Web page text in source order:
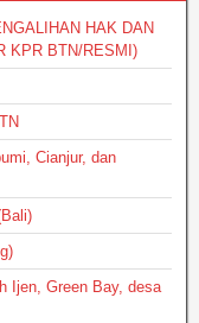
HAK DAN
KPR BTN/RESMI)
Cianjur, dan
Ijen, Green Bay, desa